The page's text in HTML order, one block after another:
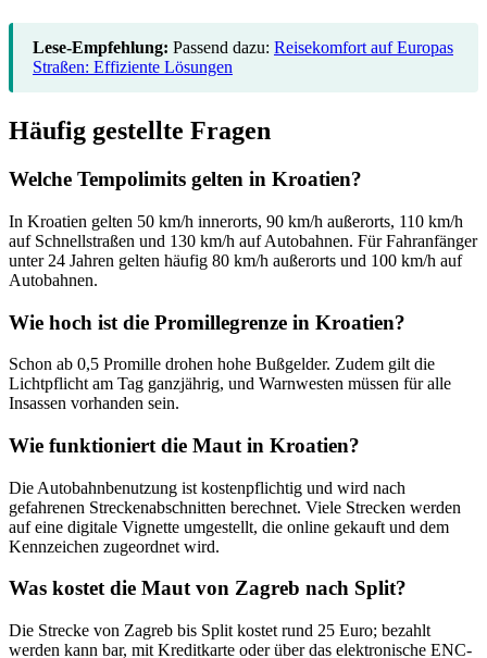
Lese-Empfehlung: Passend dazu: Reisekomfort auf Europas
Straßen: Effiziente Lösungen
Häufig gestellte Fragen
Welche Tempolimits gelten in Kroatien?
In Kroatien gelten 50 km/h innerorts, 90 km/h außerorts, 110 km/h
auf Schnellstraßen und 130 km/h auf Autobahnen. Für Fahranfänger
unter 24 Jahren gelten häufig 80 km/h außerorts und 100 km/h auf
Autobahnen.
Wie hoch ist die Promillegrenze in Kroatien?
Schon ab 0,5 Promille drohen hohe Bußgelder. Zudem gilt die
Lichtpflicht am Tag ganzjährig, und Warnwesten müssen für alle
Insassen vorhanden sein.
Wie funktioniert die Maut in Kroatien?
Die Autobahnbenutzung ist kostenpflichtig und wird nach
gefahrenen Streckenabschnitten berechnet. Viele Strecken werden
auf eine digitale Vignette umgestellt, die online gekauft und dem
Kennzeichen zugeordnet wird.
Was kostet die Maut von Zagreb nach Split?
Die Strecke von Zagreb bis Split kostet rund 25 Euro; bezahlt
werden kann bar, mit Kreditkarte oder über das elektronische ENC-